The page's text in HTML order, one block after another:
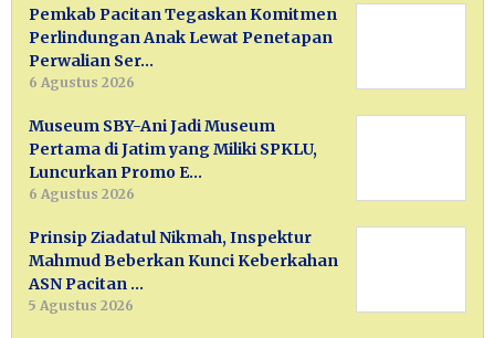
Pemkab Pacitan Tegaskan Komitmen
Perlindungan Anak Lewat Penetapan
Perwalian Ser…
6 Agustus 2026
Museum SBY-Ani Jadi Museum
Pertama di Jatim yang Miliki SPKLU,
Luncurkan Promo E…
6 Agustus 2026
Prinsip Ziadatul Nikmah, Inspektur
Mahmud Beberkan Kunci Keberkahan
ASN Pacitan …
5 Agustus 2026